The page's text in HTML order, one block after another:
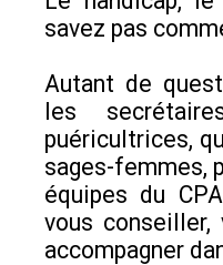
savez pas
Autant de
les
puéricultrices,
sages-femmes,
équipes du
vous conseiller,
accompagner